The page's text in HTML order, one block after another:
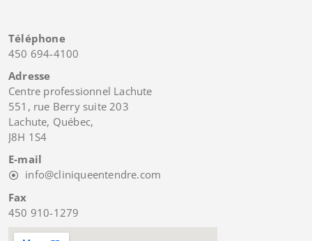
Téléphone
450 694-4100
Adresse
Centre professionnel Lachute
551, rue Berry suite 203
Lachute, Québec,
J8H 1S4
E-mail
info@cliniqueentendre.com
Fax
450 910-1279